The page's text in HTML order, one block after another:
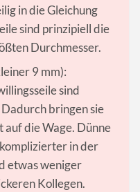
in die Gleichung
sind prinzipiell die
Durchmesser.
9 mm):
sind
bringen sie
die Wage. Dünne
in der
etwas weniger
Kollegen.